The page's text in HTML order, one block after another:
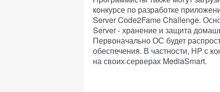
конкурсе по разработке
Server Code2Fame Challenge.
Server - хранение и защита
Первоначально ОС будет
обеспечения. В частности, HP с
на своих серверах MediaSmart.